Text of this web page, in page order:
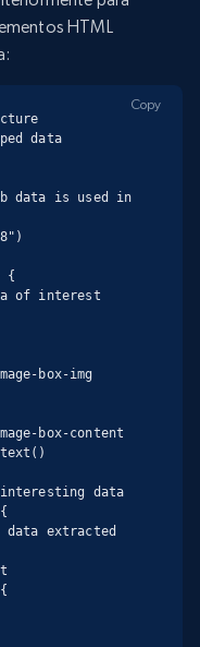
HTML
data
data is used in
box-img
box-content
Copy